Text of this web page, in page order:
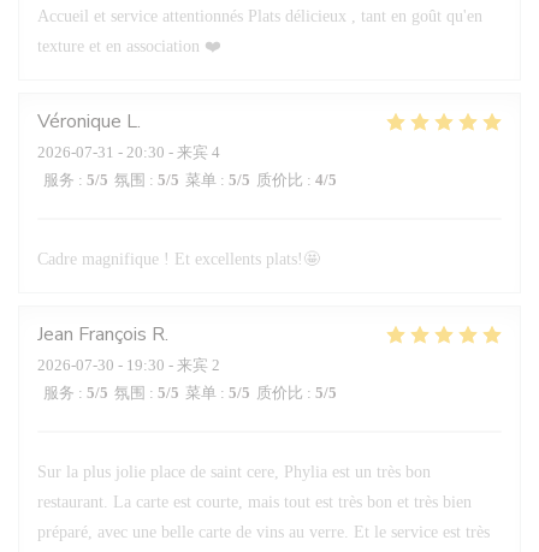
Accueil et service attentionnés Plats délicieux , tant en goût qu'en
texture et en association ❤️
Véronique L
2026-07-31 - 20:30 - 来宾 4
服务 : 5/5 氛围 : 5/5 菜单 : 5/5 质价比 : 4/5
Cadre magnifique ! Et excellents plats!🤩
Jean François R
2026-07-30 - 19:30 - 来宾 2
服务 : 5/5 氛围 : 5/5 菜单 : 5/5 质价比 : 5/5
Sur la plus jolie place de saint cere, Phylia est un très bon
restaurant. La carte est courte, mais tout est très bon et très bien
préparé, avec une belle carte de vins au verre. Et le service est très